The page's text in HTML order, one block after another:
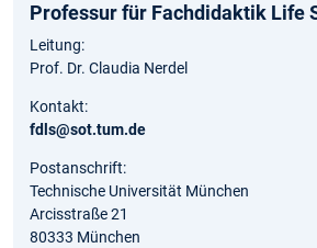
Professur für Fachdidaktik Life
Leitung:
Prof. Dr. Claudia Nerdel
Kontakt:
fdls@sot.tum.de
Postanschrift:
Technische Universität München
Arcisstraße 21
80333 München